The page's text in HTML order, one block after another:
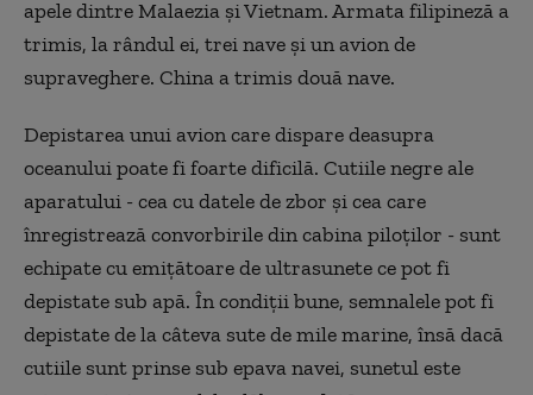
apele dintre Malaezia și Vietnam. Armata filipineză a
trimis, la rândul ei, trei nave și un avion de
supraveghere. China a trimis două nave.
Depistarea unui avion care dispare deasupra
oceanului poate fi foarte dificilă. Cutiile negre ale
aparatului - cea cu datele de zbor și cea care
înregistrează convorbirile din cabina piloților - sunt
echipate cu emițătoare de ultrasunete ce pot fi
depistate sub apă. În condiții bune, semnalele pot fi
depistate de la câteva sute de mile marine, însă dacă
cutiile sunt prinse sub epava navei, sunetul este